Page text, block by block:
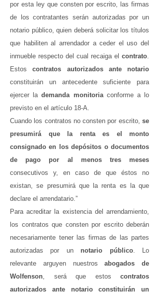
por esta ley que consten por escrito, las firmas
de los contratantes serán autorizadas por un
notario público, quien deberá solicitar los títulos
que habiliten al arrendador a ceder el uso del
inmueble respecto del cual recaiga el contrato.
Estoscontratos autorizados ante notario
constituirán un antecedente suficiente para
ejercer lademanda monitoriaconforme a lo
previsto en el artículo 18-A.
Cuando los contratos no consten por escrito, se
presumirá que la renta es el monto
consignado en los depósitos o documentos
de pago por al menos tres meses
consecutivos y, en caso de que éstos no
existan, se presumirá que la renta es la que
declare el arrendatario.”
Para acreditar la existencia del arrendamiento,
los contratos que consten por escrito deberán
necesariamente tener las firmas de las partes
autorizadas por un notario público. Lo
relevante arguyen nuestrosabogados de
Wolfenson, será que estos contratos
autorizados ante notario
constituirán un